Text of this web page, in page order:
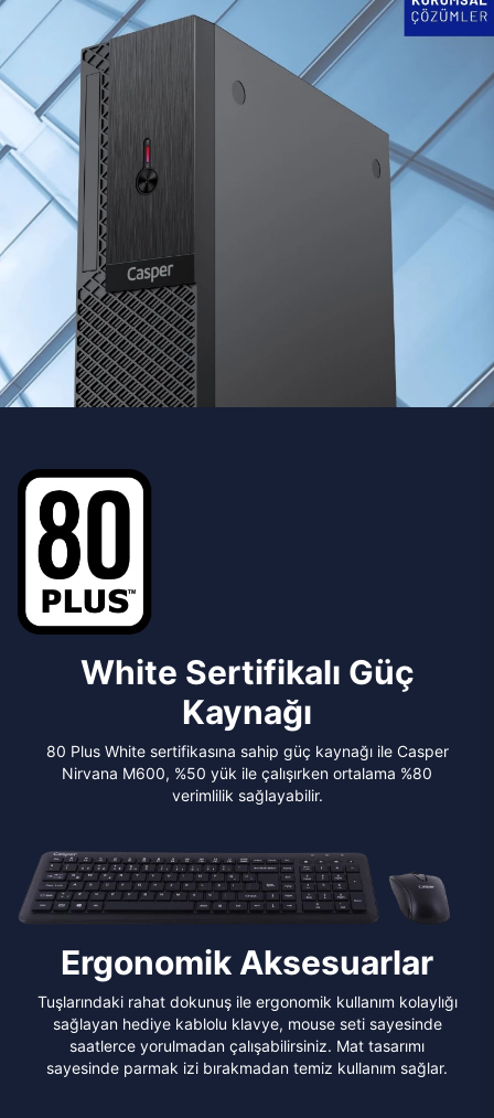
White Sertifikalı Güç
Kaynağı
80 Plus White sertifikasına sahip güç kaynağı ile Casper
Nirvana M600, %50 yük ile çalışırken ortalama %80
verimlilik sağlayabilir.
Ergonomik Aksesuarlar
Tuşlarındaki rahat dokunuş ile ergonomik kullanım kolaylığı
sağlayan hediye kablolu klavye, mouse seti sayesinde
saatlerce yorulmadan çalışabilirsiniz. Mat tasarımı
sayesinde parmak izi bırakmadan temiz kullanım sağlar.